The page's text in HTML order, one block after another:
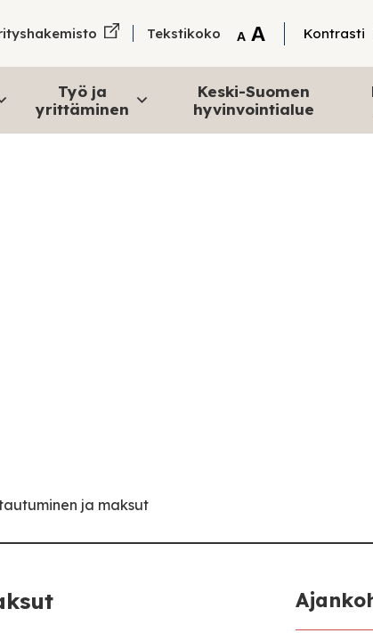
Tekstikoko A Tekstin
A TekstinKontrasti
Työ ja
yrittäminen
Keski-Suomen
hyvinvointialue
ja maksut